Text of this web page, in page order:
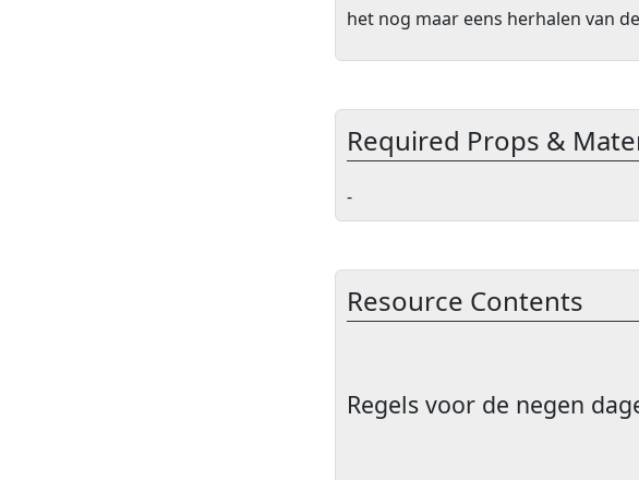
het nog maar eens herhalen van
Required Props &
-
Resource Contents
Regels voor de negen